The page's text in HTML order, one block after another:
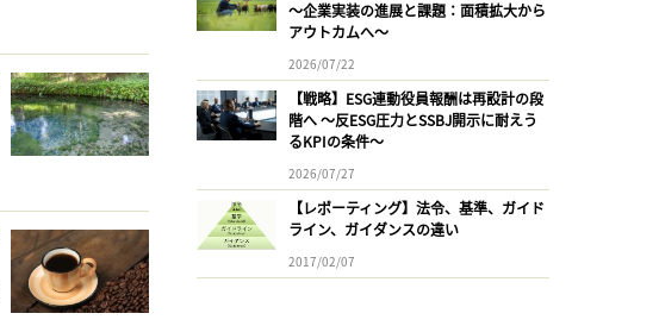
〜企業実装の進展と課題：面積拡大から
アウトカムへ〜
2026/07/22
【戦略】ESG連動役員報酬は再設計の段
階へ 〜反ESG圧力とSSBJ開示に耐えう
るKPIの条件〜
2026/07/27
【レポーティング】法令、基準、ガイド
ライン、ガイダンスの違い
2017/02/07